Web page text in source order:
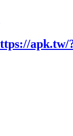
apk.tw/